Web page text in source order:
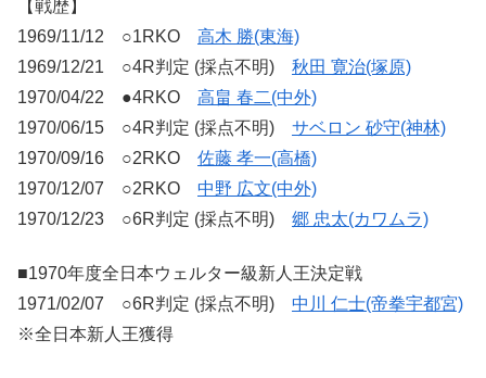
【戦歴】
1969/11/12 ○1RKO 高木 勝(東海)
1969/12/21 ○4R判定 (採点不明) 秋田 寛治(塚原)
1970/04/22 ●4RKO 高畠 春二(中外)
1970/06/15 ○4R判定 (採点不明) サベロン 砂守(神林)
1970/09/16 ○2RKO 佐藤 孝一(高橋)
1970/12/07 ○2RKO 中野 広文(中外)
1970/12/23 ○6R判定 (採点不明) 郷 忠太(カワムラ)
■1970年度全日本ウェルター級新人王決定戦
1971/02/07 ○6R判定 (採点不明) 中川 仁士(帝拳宇都宮)
※全日本新人王獲得